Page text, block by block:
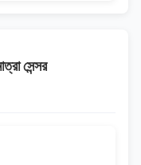
সেন্সর